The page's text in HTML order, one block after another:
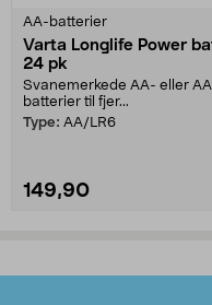
AA-batterier
Varta Longlife Power
24 pk
Svanemerkede AA- eller
batterier til fjer...
Type: AA/LR6
149,90